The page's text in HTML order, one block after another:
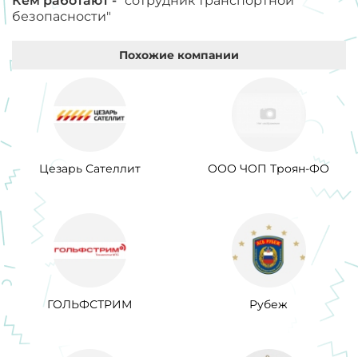
безопасности"
Похожие компании
Цезарь Сателлит ООО ЧОП Троян-ФО
ГОЛЬФСТРИМ Рубеж